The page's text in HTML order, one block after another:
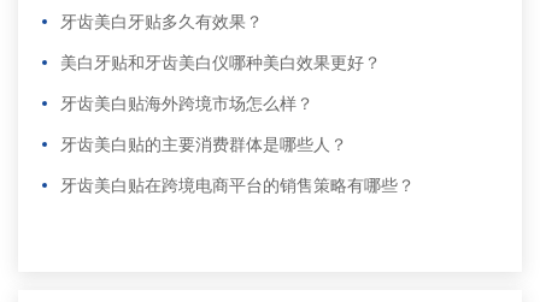
牙齿美白牙贴多久有效果？
美白牙贴和牙齿美白仪哪种美白效果更好？
牙齿美白贴海外跨境市场怎么样？
牙齿美白贴的主要消费群体是哪些人？
牙齿美白贴在跨境电商平台的销售策略有哪些？